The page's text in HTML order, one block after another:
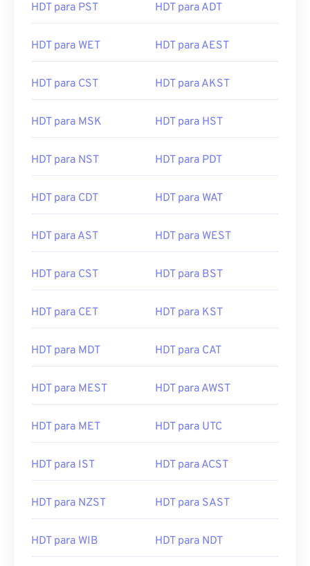
HDT para PST HDT para ADT
HDT para WET HDT para AEST
HDT para CST HDT para AKST
HDT para MSK HDT para HST
HDT para NST HDT para PDT
HDT para CDT HDT para WAT
HDT para AST HDT para WEST
HDT para CST HDT para BST
HDT para CET HDT para KST
HDT para MDT HDT para CAT
HDT para MEST HDT para AWST
HDT para MET HDT para UTC
HDT para IST HDT para ACST
HDT para NZST HDT para SAST
HDT para WIB HDT para NDT